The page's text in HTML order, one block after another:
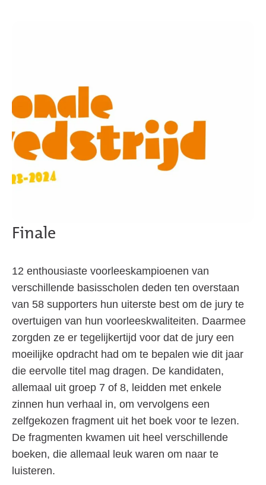
Finale
12 enthousiaste voorleeskampioenen van
verschillende basisscholen deden ten overstaan
van 58 supporters hun uiterste best om de jury te
overtuigen van hun voorleeskwaliteiten. Daarmee
zorgden ze er tegelijkertijd voor dat de jury een
moeilijke opdracht had om te bepalen wie dit jaar
die eervolle titel mag dragen. De kandidaten,
allemaal uit groep 7 of 8, leidden met enkele
zinnen hun verhaal in, om vervolgens een
zelfgekozen fragment uit het boek voor te lezen.
De fragmenten kwamen uit heel verschillende
boeken, die allemaal leuk waren om naar te
luisteren.